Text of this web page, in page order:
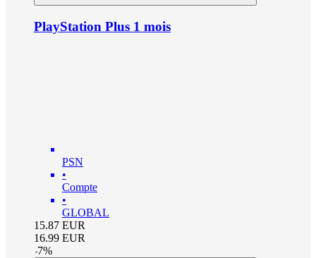
PlayStation Plus 1 mois
PSN
•
Compte
•
GLOBAL
15.87 EUR
16.99 EUR
-7%